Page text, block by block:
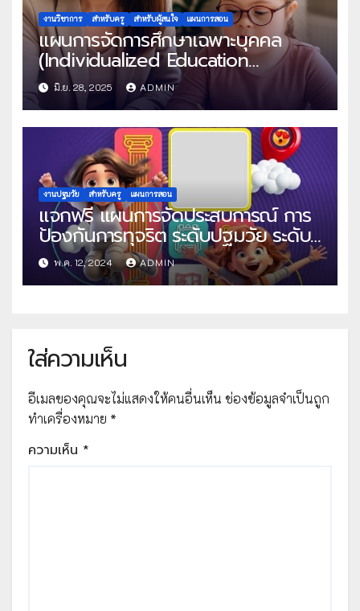
งานวิชาการ สำหรับครู สำหรับผู้สนใจ แผนการสอน
แผนการจัดการศึกษาเฉพาะบุคคล
(Individualized Education
Programe : IEP)
มิ.ย. 28, 2025 ADMIN
งานปฐมวัย สำหรับครู แผนการสอน
แจกฟรี แผนการจัดประสบการณ์ การ
ป้องกันการทุจริต ระดับปฐมวัย ระดับ
ก่อนวัยเรียน ไฟล์ Word แก้ไขได้ โดย
ครูดา ดาโบกี้
พ.ค. 12, 2024 ADMIN
ใส่ความเห็น
อีเมลของคุณจะไม่แสดงให้คนอื่นเห็น ช่องข้อมูลจำเป็นถูก
ทำเครื่องหมาย *
ความเห็น *